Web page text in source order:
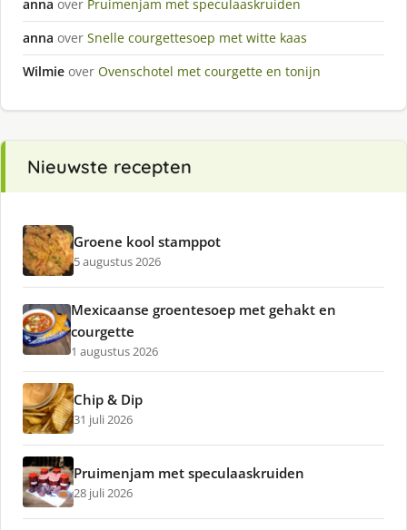
anna over Pruimenjam met speculaaskruiden
anna over Snelle courgettesoep met witte kaas
Wilmie over Ovenschotel met courgette en tonijn
Nieuwste recepten
Groene kool stamppot
5 augustus 2026
Mexicaanse groentesoep met gehakt en
courgette
1 augustus 2026
Chip & Dip
31 juli 2026
Pruimenjam met speculaaskruiden
28 juli 2026